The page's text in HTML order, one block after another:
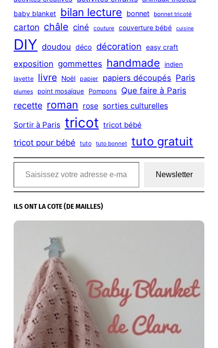
baby blanket bilan lecture bonnet bonnet tricoté
carton châle ciné couture couverture bébé cuisine
DIY doudou déco décoration easy craft
exposition gommettes handmade indien
layette livre Noël papier papiers découpés Paris
plumes point mosaïque Pompons Que faire à Paris
recette roman rose sorties culturelles
Sortir à Paris tricot tricot bébé
tricot pour bébé tuto tuto bonnet tuto gratuit
Saisissez votre adresse e-mail…
Newsletter
ILS ONT LA COTE (DE MAILLES)